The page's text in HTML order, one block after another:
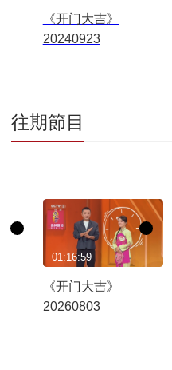
《开门大吉》
20240923
往期節目
《开门大吉》
20260803
01:16:59